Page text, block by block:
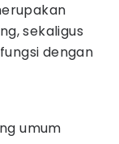
sekaligus
dengan
umum